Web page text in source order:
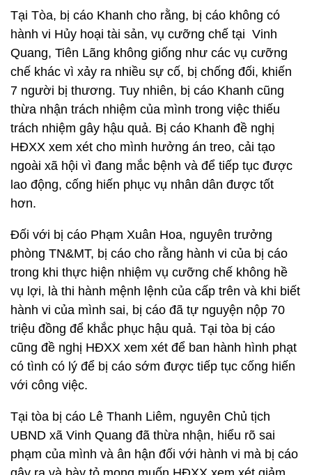
Tại Tòa, bị cáo Khanh cho rằng, bị cáo không có
hành vi Hủy hoại tài sản, vụ cưỡng chế tại Vinh
Quang, Tiên Lãng không giống như các vụ cưỡng
chế khác vì xảy ra nhiều sự cố, bị chống đối, khiến
7 người bị thương. Tuy nhiên, bị cáo Khanh cũng
thừa nhận trách nhiệm của mình trong việc thiếu
trách nhiệm gây hậu quả. Bị cáo Khanh đề nghị
HĐXX xem xét cho mình hưởng án treo, cải tạo
ngoài xã hội vì đang mắc bệnh và để tiếp tục được
lao động, cống hiến phục vụ nhân dân được tốt
hơn.
Đối với bị cáo Phạm Xuân Hoa, nguyên trưởng
phòng TN&MT, bị cáo cho rằng hành vi của bị cáo
trong khi thực hiện nhiệm vụ cưỡng chế không hề
vụ lợi, là thi hành mệnh lệnh của cấp trên và khi biết
hành vi của mình sai, bị cáo đã tự nguyện nộp 70
triệu đồng để khắc phục hậu quả. Tại tòa bị cáo
cũng đề nghị HĐXX xem xét để ban hành hình phạt
có tình có lý để bị cáo sớm được tiếp tục cống hiến
với công việc.
Tại tòa bị cáo Lê Thanh Liêm, nguyên Chủ tịch
UBND xã Vinh Quang đã thừa nhận, hiểu rõ sai
phạm của mình và ân hận đối với hành vi mà bị cáo